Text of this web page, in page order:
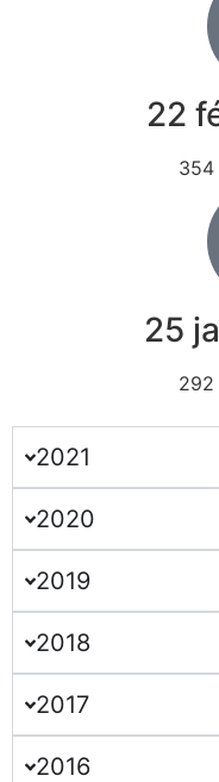
22
354
25
292
2021
2020
2019
2018
2017
2016